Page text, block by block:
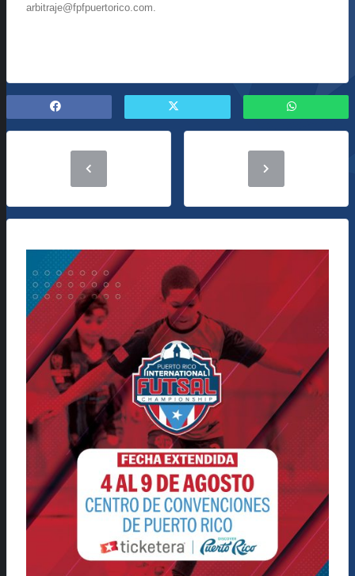
arbitraje@fpfpuertorico.com.